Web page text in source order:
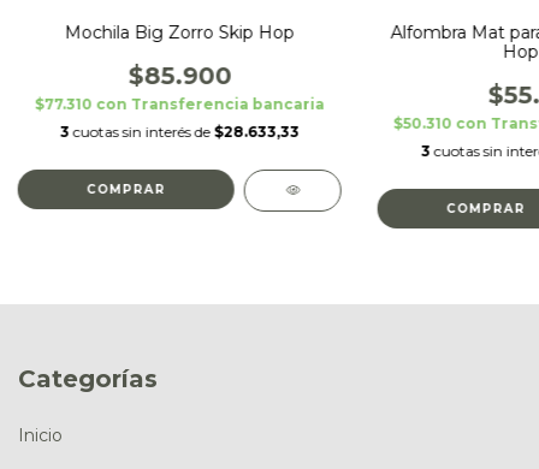
Mochila Big Zorro Skip Hop
$85.900
$77.310 con Transferencia bancaria
3 cuotas sin interés de $28.633,33
Alfombra Mat
$50.310 con
3 cuotas sin
Categorías
Inicio